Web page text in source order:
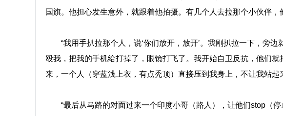
国旗。他担心发生意外，就跟着他拍摄。有几个人去拉那个小伙伴，
“我用手扒拉那个人，说‘你们放开，放开’。我刚扒拉一下，旁边
殴我，把我的手机给打掉了，眼镜打飞了。我开始自卫反抗，他们
来，一个人（穿蓝浅上衣，有点秃顶）直接压到我身上，不让我站起
“最后从马路的对面过来一个印度小哥（路人），让他们stop（